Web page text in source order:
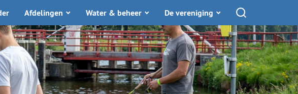
Afdelingen Water & beheer De vereniging Toon zoekfunctie